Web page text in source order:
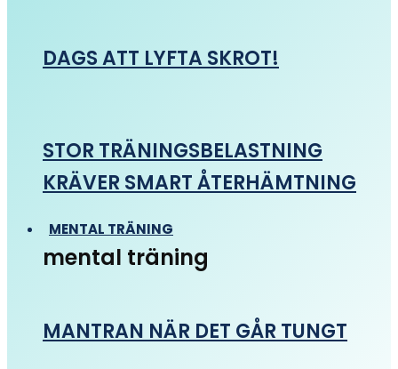
DAGS ATT LYFTA SKROT!
STOR TRÄNINGSBELASTNING
KRÄVER SMART ÅTERHÄMTNING
MENTAL TRÄNING
mental träning
MANTRAN NÄR DET GÅR TUNGT